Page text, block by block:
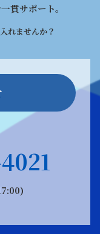
貫サポート。
れませんか？